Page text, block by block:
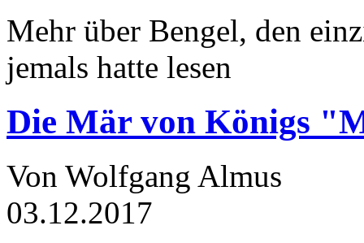
Mehr über Bengel, den
jemals hatte lesen
Die Mär von Königs
Von Wolfgang Almus
03.12.2017